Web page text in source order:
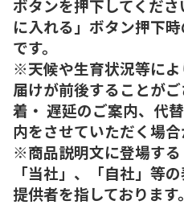
ボタンを押下してくだ
に入れる」ボタン押下
です。
※天候や生育状況等に
届けが前後することが
着・ 遅延のご案内、代
内をさせていただく場合
※商品説明文に登場する
「当社」、「自社」等
提供者を指しております。